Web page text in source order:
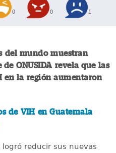
0 0 1
del mundo muestran
ONUSIDA revela que las
en la región aumentaron
de VIH en Guatemala
reducir sus nuevas